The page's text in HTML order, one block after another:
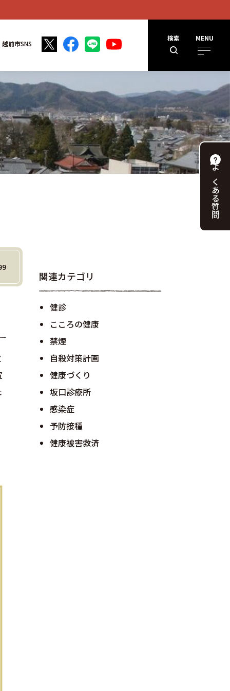
検索 MENU
越前市SNS
よくある
質問
関連カテゴリ
健診
こころの健康
禁煙
自殺対策計画
健康づくり
坂口診療所
感染症
予防接種
健康被害救済